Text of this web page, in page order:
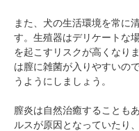
また、犬の生活環境を常に
す。生殖器はデリケートな
を起こすリスクが高くなり
は膣に雑菌が入りやすいの
うようにしましょう。
膣炎は自然治癒することも
ルスが原因となっていたり